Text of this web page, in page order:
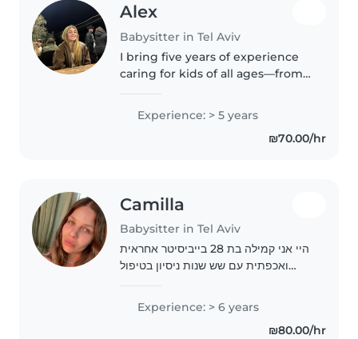
Alex
Babysitter in Tel Aviv
I bring five years of experience
caring for kids of all ages—from
English and Hebrew, I'm
comfortable with pets, cooking,..
Experience: > 5 years
₪70.00/hr
Camilla
Babysitter in Tel Aviv
היי אני קמילה בת 28 בייביסיטר אחראית
ואכפתית עם שש שנות ניסיון בטיפול
ומובילה בצהרונים וקייטנות, מנוסה
בהתאמה לצרכים מיוחדים כגון אלרגיות,
Experience: > 6 years
₪80.00/hr